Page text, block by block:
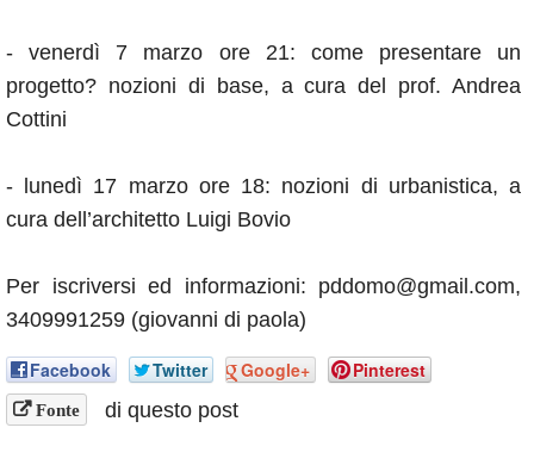
- venerdì 7 marzo ore 21: come presentare un
progetto? nozioni di base, a cura del prof. Andrea
Cottini
- lunedì 17 marzo ore 18: nozioni di urbanistica, a
cura dell’architetto Luigi Bovio
Per iscriversi ed informazioni: pddomo@gmail.com,
3409991259 (giovanni di paola)
Facebook Twitter Google+ Pinterest
Fonte di questo post